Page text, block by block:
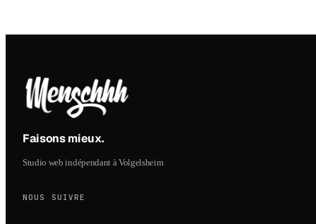
Faisons mieux.
Studio web indépendant à Volgelsheim
NOUS SUIVRE